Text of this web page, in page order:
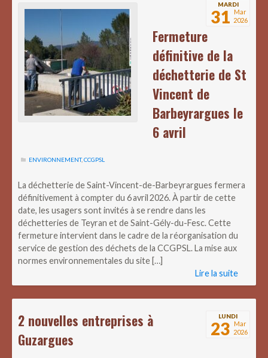
MARDI
31 Mar
2026
Fermeture
définitive de la
déchetterie de St
Vincent de
Barbeyrargues le
6 avril
ENVIRONNEMENT,CCGPSL
La déchetterie de Saint-Vincent-de-Barbeyrargues fermera
définitivement à compter du 6 avril 2026. À partir de cette
date, les usagers sont invités à se rendre dans les
déchetteries de Teyran et de Saint-Gély-du-Fesc. Cette
fermeture intervient dans le cadre de la réorganisation du
service de gestion des déchets de la CCGPSL. La mise aux
normes environnementales du site […]
Lire la suite
LUNDI
23 Mar
2026
2 nouvelles entreprises à
Guzargues